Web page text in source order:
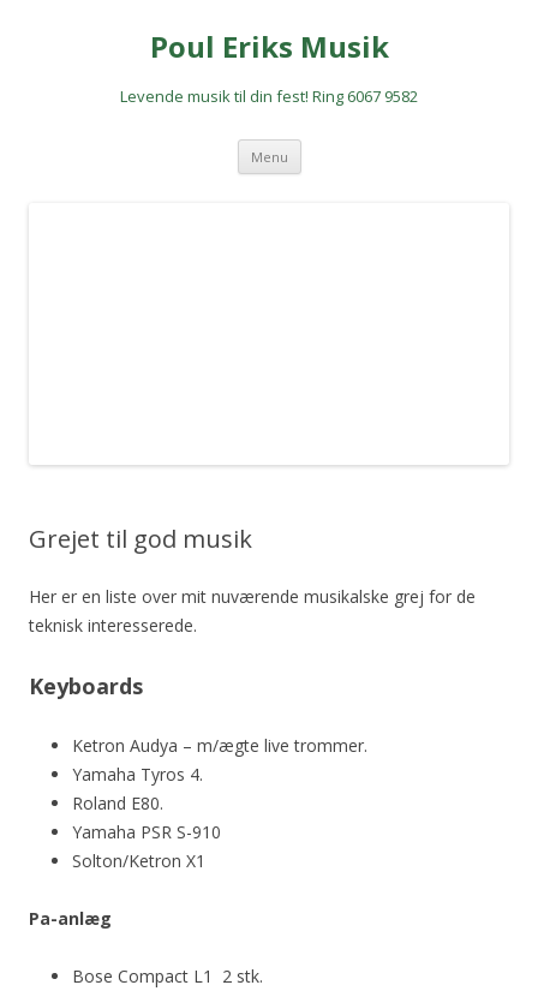
Poul Eriks Musik
Levende musik til din fest! Ring 6067 9582
Menu Hop
indhold
Grejet til god musik
Her er en liste over mit nuværende musikalske grej for de
teknisk interesserede.
Keyboards
Ketron Audya – m/ægte live trommer.
Yamaha Tyros 4.
Roland E80.
Yamaha PSR S-910
Solton/Ketron X1
Pa-anlæg
Bose Compact L1 2 stk.